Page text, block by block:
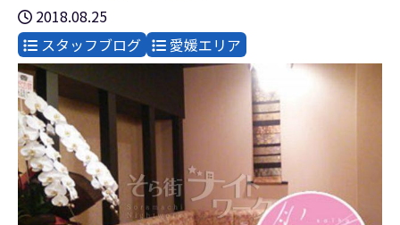
2018.08.25
スタッフブログ
愛媛エリア